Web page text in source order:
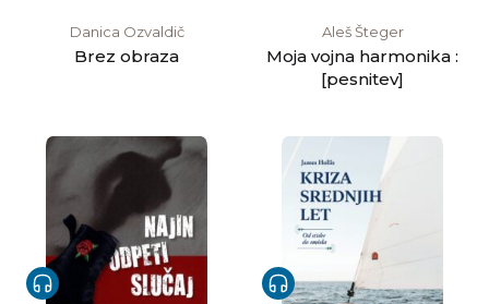
Danica Ozvaldič
Brez obraza
Aleš Šteger
Moja vojna harmonika :
[pesnitev]